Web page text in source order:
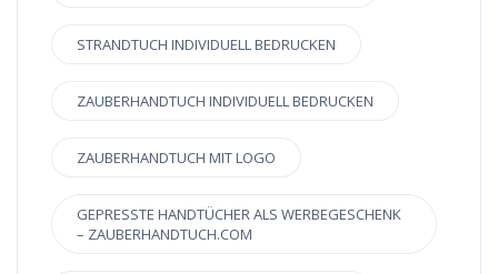
STRANDTUCH INDIVIDUELL BEDRUCKEN
ZAUBERHANDTUCH INDIVIDUELL BEDRUCKEN
ZAUBERHANDTUCH MIT LOGO
GEPRESSTE HANDTÜCHER ALS WERBEGESCHENK
– ZAUBERHANDTUCH.COM